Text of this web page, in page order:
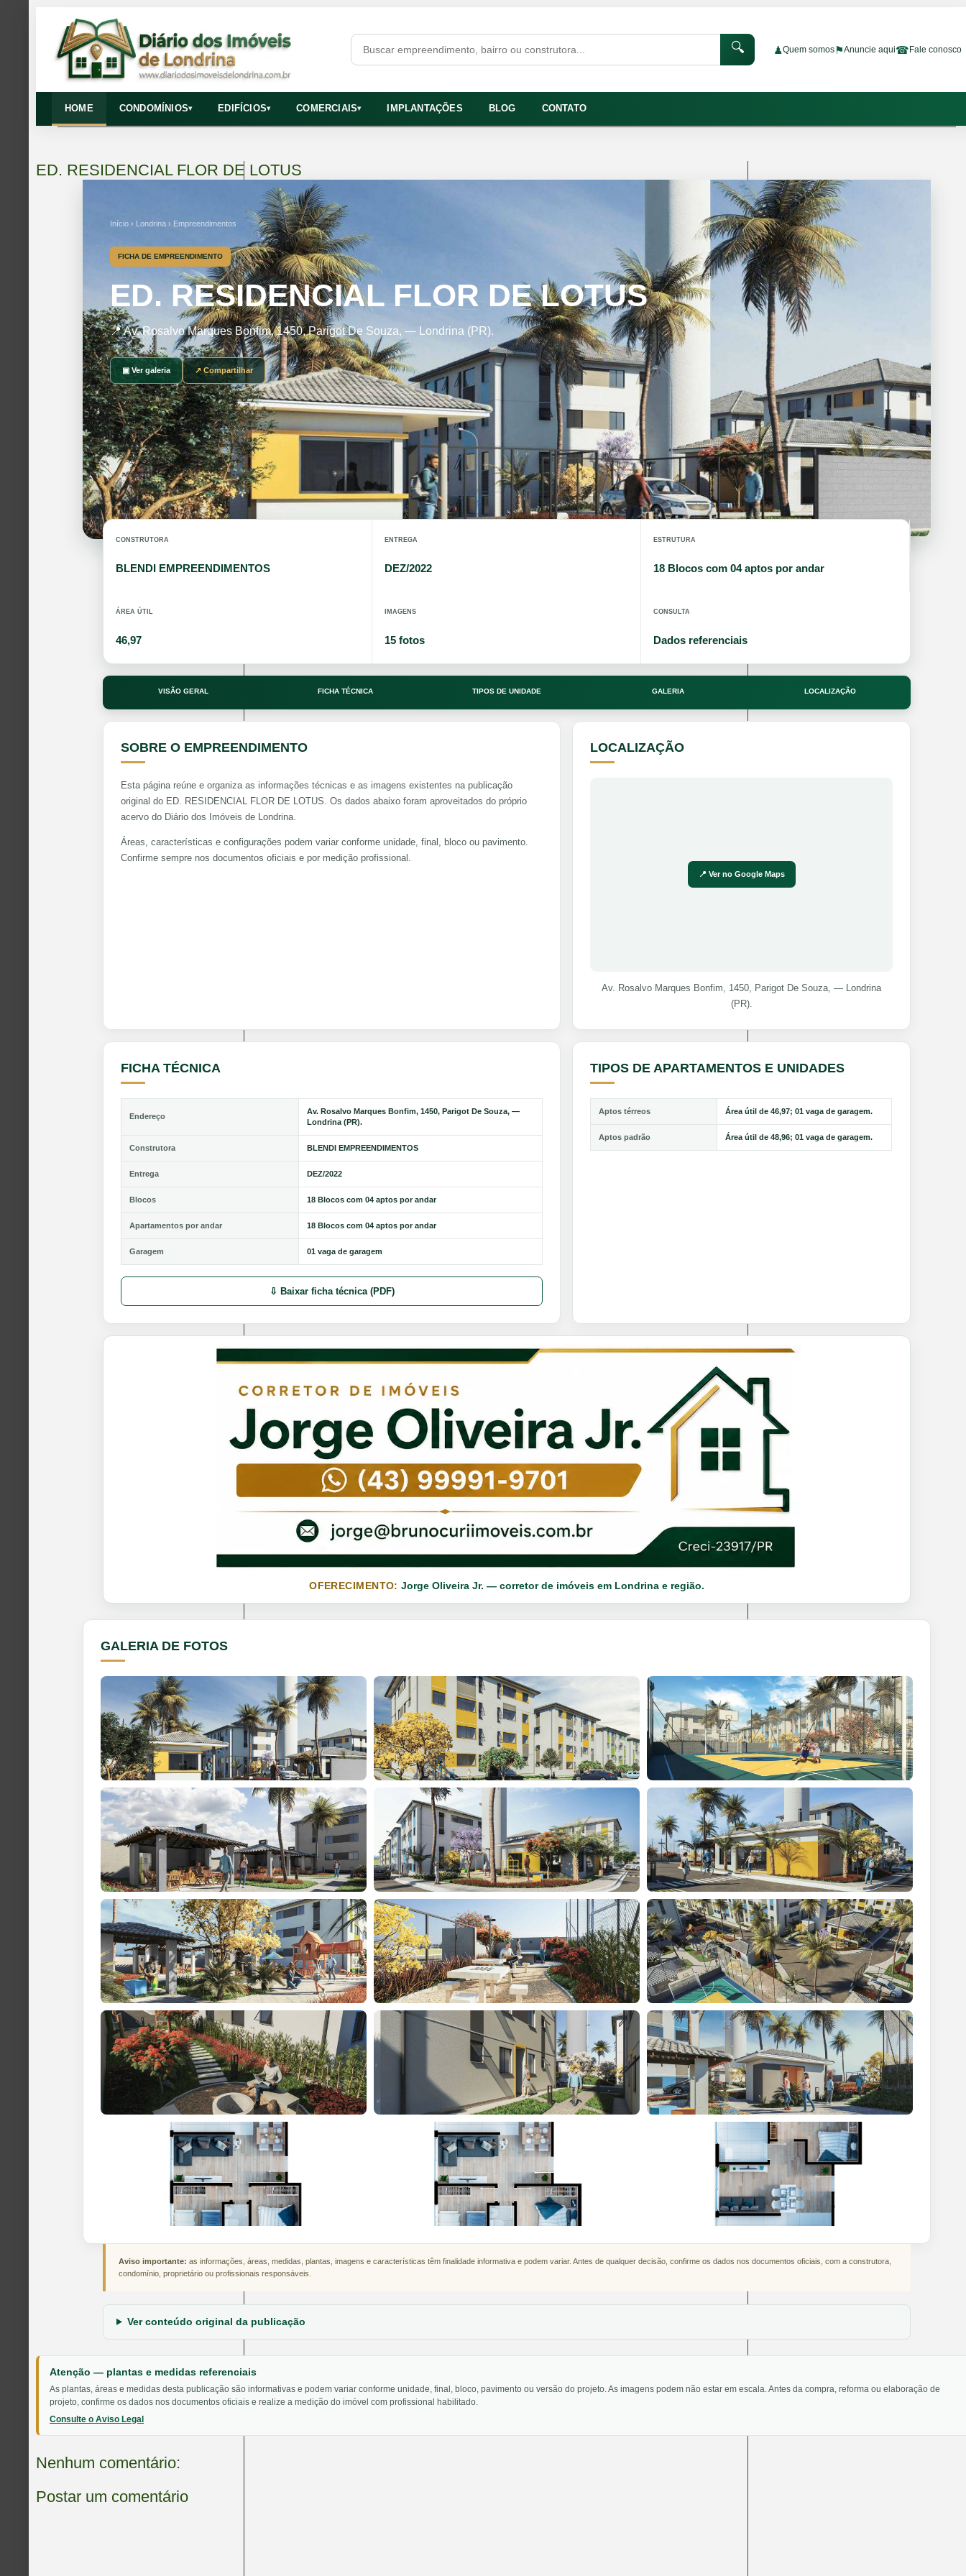
🔍 ♟Quem somos⚑Anuncie aqui☎ Fale conosco
HOME CONDOMÍNIOS▾ EDIFÍCIOS▾ COMERCIAIS▾ IMPLANTAÇÕES BLOG CONTATO
ED. RESIDENCIAL FLOR DE LOTUS
Início › Londrina › Empreendimentos
FICHA DE EMPREENDIMENTO
ED. RESIDENCIAL FLOR DE LOTUS
📍 Av. Rosalvo Marques Bonfim, 1450, Parigot De Souza, — Londrina (PR).
▣ Ver galeria ↗ Compartilhar
CONSTRUTORA
BLENDI EMPREENDIMENTOS
ENTREGA
DEZ/2022
ESTRUTURA
18 Blocos com 04 aptos por andar
ÁREA ÚTIL
46,97
IMAGENS
15 fotos
CONSULTA
Dados referenciais
VISÃO GERAL FICHA TÉCNICA TIPOS DE UNIDADE GALERIA LOCALIZAÇÃO
SOBRE O EMPREENDIMENTO
Esta página reúne e organiza as informações técnicas e as imagens existentes na publicação
original do ED. RESIDENCIAL FLOR DE LOTUS. Os dados abaixo foram aproveitados do próprio
acervo do Diário dos Imóveis de Londrina.
Áreas, características e configurações podem variar conforme unidade, final, bloco ou pavimento.
Confirme sempre nos documentos oficiais e por medição profissional.
LOCALIZAÇÃO
📍 Ver no Google Maps
Av. Rosalvo Marques Bonfim, 1450, Parigot De Souza, — Londrina
(PR).
FICHA TÉCNICA
Endereço
Av. Rosalvo Marques Bonfim, 1450, Parigot De Souza, —
Londrina (PR).
Construtora BLENDI EMPREENDIMENTOS
Entrega DEZ/2022
Blocos 18 Blocos com 04 aptos por andar
Apartamentos por andar 18 Blocos com 04 aptos por andar
Garagem 01 vaga de garagem
⇩ Baixar ficha técnica (PDF)
TIPOS DE APARTAMENTOS E UNIDADES
Aptos térreos Área útil de 46,97; 01 vaga de garagem.
Aptos padrão Área útil de 48,96; 01 vaga de garagem.
OFERECIMENTO: Jorge Oliveira Jr. — corretor de imóveis em Londrina e região.
GALERIA DE FOTOS
Aviso importante: as informações, áreas, medidas, plantas, imagens e características têm finalidade informativa e podem variar. Antes de qualquer decisão, confirme os dados nos documentos oficiais, com a construtora,
condomínio, proprietário ou profissionais responsáveis.
Ver conteúdo original da publicação
Atenção — plantas e medidas referenciais
As plantas, áreas e medidas desta publicação são informativas e podem variar conforme unidade, final, bloco, pavimento ou versão do projeto. As imagens podem não estar em escala. Antes da compra, reforma ou elaboração de
projeto, confirme os dados nos documentos oficiais e realize a medição do imóvel com profissional habilitado.
Consulte o Aviso Legal
Nenhum comentário:
Postar um comentário